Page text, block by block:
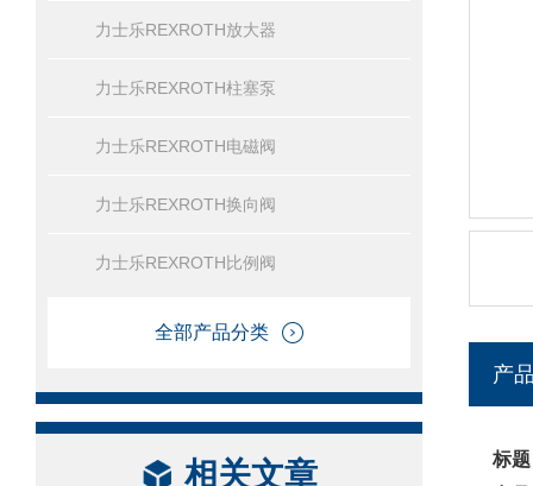
力士乐REXROTH放大器
力士乐REXROTH柱塞泵
力士乐REXROTH电磁阀
力士乐REXROTH换向阀
力士乐REXROTH比例阀
全部产品分类
相关文章
产
标